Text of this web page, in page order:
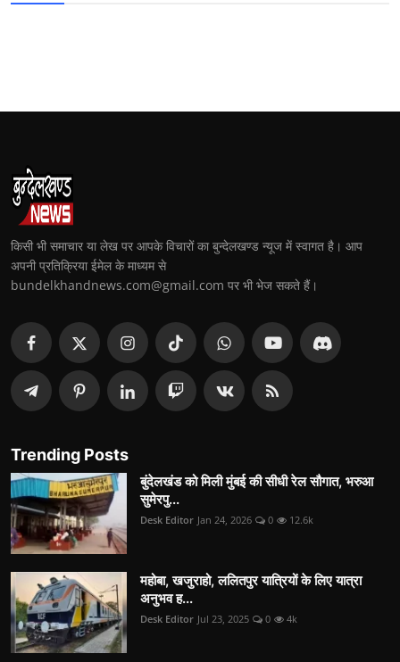
किसी भी समाचार या लेख पर आपके विचारों का बुन्देलखण्ड न्यूज में स्वागत है। आप
अपनी प्रतिक्रिया ईमेल के माध्यम से
bundelkhandnews.com@gmail.com पर भी भेज सकते हैं।
Trending Posts
बुंदेलखंड को मिली मुंबई की सीधी रेल सौगात, भरुआ
सुमेरपु...
Desk Editor Jan 24, 2026 0 12.6k
महोबा, खजुराहो, ललितपुर यात्रियों के लिए यात्रा
अनुभव ह...
Desk Editor Jul 23, 2025 0 4k